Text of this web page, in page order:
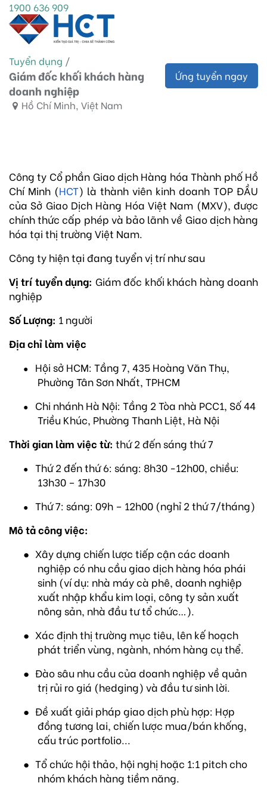
1900 636 909
Ứng tuyển ngay
Tuyển dụng /
Giám đốc khối khách hàng
doanh nghiệp
Hồ Chí Minh, Việt Nam
Công ty Cổ phần Giao dịch Hàng hóa Thành phố Hồ
Chí Minh (HCT) là thành viên kinh doanh TOP ĐẦU
của Sở Giao Dịch Hàng Hóa Việt Nam (MXV), được
chính thức cấp phép và bảo lãnh về Giao dịch hàng
hóa tại thị trường Việt Nam.
Công ty hiện tại đang tuyển vị trí như sau
Vị trí tuyển dụng: Giám đốc khối khách hàng doanh
nghiệp
Số Lượng: 1 người
Địa chỉ làm việc
●
Hội sở HCM: Tầng 7, 435 Hoàng Văn Thụ,
Phường Tân Sơn Nhất, TPHCM
●
Chi nhánh Hà Nội: Tầng 2 Tòa nhà PCC1, Số 44
Triều Khúc, Phường Thanh Liệt, Hà Nội
Thời gian làm việc từ: thứ 2 đến sáng thứ 7
● Thứ 2 đến thứ 6: sáng: 8h30 -12h00, chiều:
13h30 – 17h30
● Thứ 7: sáng: 09h – 12h00 (nghỉ 2 thứ 7/tháng)
Mô tả công việc:
● Xây dựng chiến lược tiếp cận các doanh
nghiệp có nhu cầu giao dịch hàng hóa phái
sinh (ví dụ: nhà máy cà phê, doanh nghiệp
xuất nhập khẩu kim loại, công ty sản xuất
nông sản, nhà đầu tư tổ chức…).
● Xác định thị trường mục tiêu, lên kế hoạch
phát triển vùng, ngành, nhóm hàng cụ thể.
● Đào sâu nhu cầu của doanh nghiệp về quản
trị rủi ro giá (hedging) và đầu tư sinh lời.
● Đề xuất giải pháp giao dịch phù hợp: Hợp
đồng tương lai, chiến lược mua/bán khống,
cấu trúc portfolio...
● Tổ chức hội thảo, hội nghị hoặc 1:1 pitch cho
nhóm khách hàng tiềm năng.